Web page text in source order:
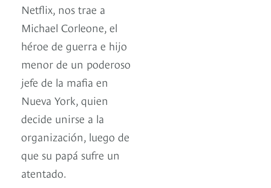
Netflix, nos trae a
Michael Corleone, el
héroe de guerra e hijo
menor de un poderoso
jefe de la mafia en
Nueva York, quien
decide unirse a la
organización, luego de
que su papá sufre un
atentado.